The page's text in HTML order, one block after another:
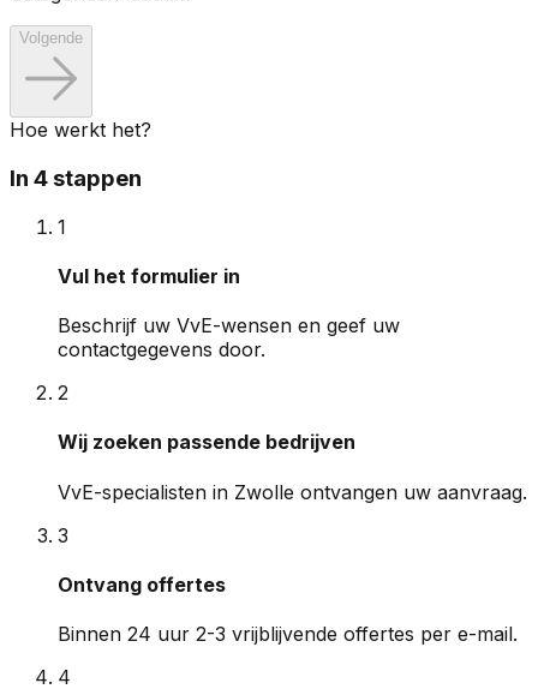
Volgende
Hoe werkt het?
In 4 stappen
1
Vul het formulier in
Beschrijf uw VvE-wensen en geef uw
contactgegevens door.
2
Wij zoeken passende bedrijven
VvE-specialisten in Zwolle ontvangen uw aanvraag.
3
Ontvang offertes
Binnen 24 uur 2-3 vrijblijvende offertes per e-mail.
4